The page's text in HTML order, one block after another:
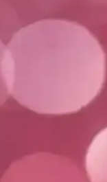
sağlık açısından
şekilde
detaylı şekilde